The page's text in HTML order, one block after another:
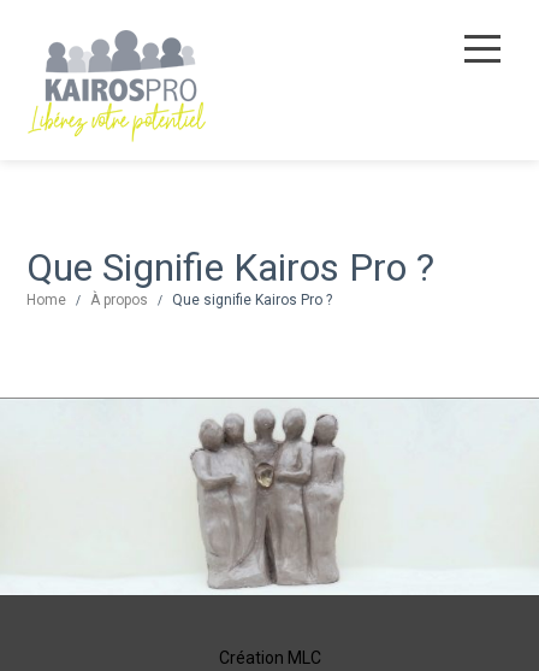
À propos
Que Signifie Kairos Pro ?
Home / À propos / Que signifie Kairos Pro ?
Création MLC